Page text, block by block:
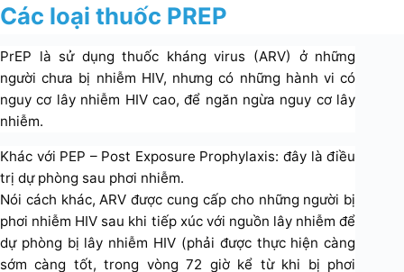
Các loại thuốc PREP
PrEP là sử dụng thuốc kháng virus (ARV) ở những
người chưa bị nhiễm HIV, nhưng có những hành vi có
nguy cơ lây nhiễm HIV cao, để ngăn ngừa nguy cơ lây
nhiễm.
Khác với PEP – Post Exposure Prophylaxis: đây là điều
trị dự phòng sau phơi nhiễm.
Nói cách khác, ARV được cung cấp cho những người bị
phơi nhiễm HIV sau khi tiếp xúc với nguồn lây nhiễm để
dự phòng bị lây nhiễm HIV (phải được thực hiện càng
sớm càng tốt, trong vòng 72 giờ kể từ khi bị phơi